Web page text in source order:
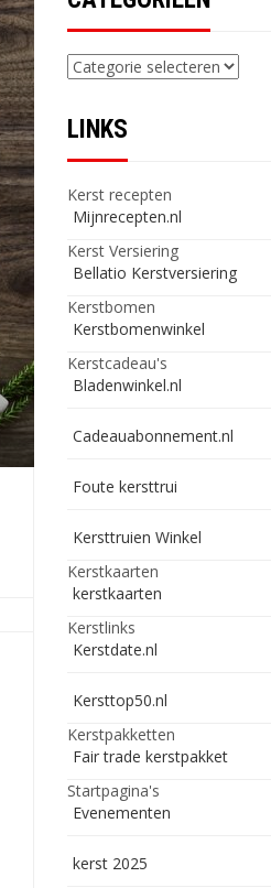
Categorieën
LINKS
Kerst recepten
Mijnrecepten.nl
Kerst Versiering
Bellatio Kerstversiering
Kerstbomen
Kerstbomenwinkel
Kerstcadeau's
Bladenwinkel.nl
Cadeauabonnement.nl
Foute kersttrui
Kersttruien Winkel
Kerstkaarten
kerstkaarten
Kerstlinks
Kerstdate.nl
Kersttop50.nl
Kerstpakketten
Fair trade kerstpakket
Startpagina's
Evenementen
kerst 2025